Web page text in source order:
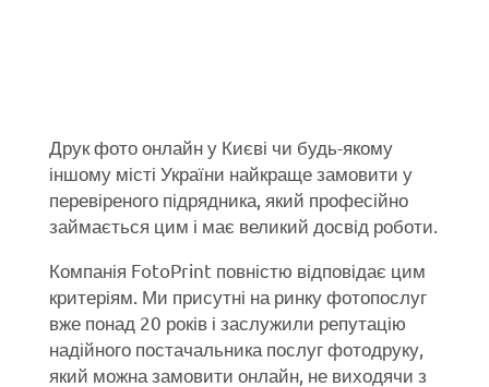
Друк фото онлайн у Києві чи будь-якому
іншому місті України найкраще замовити у
перевіреного підрядника, який професійно
займається цим і має великий досвід роботи.
Компанія FotoPrint повністю відповідає цим
критеріям. Ми присутні на ринку фотопослуг
вже понад 20 років і заслужили репутацію
надійного постачальника послуг фотодруку,
який можна замовити онлайн, не виходячи з